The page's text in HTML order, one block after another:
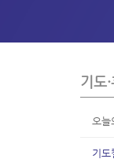
기도
오늘
기도